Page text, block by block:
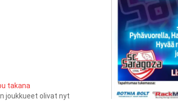
takana
joukkueet olivat nyt